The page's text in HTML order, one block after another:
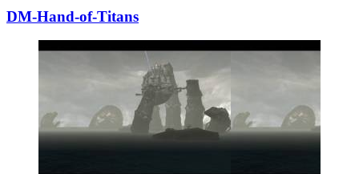
DM-Hand-of-Titan­s